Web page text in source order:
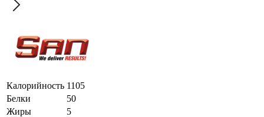
Калорийность 1105
Белки
50
Жиры
5